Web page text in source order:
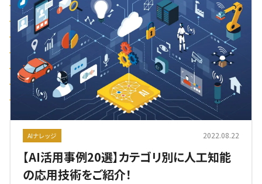
AIナレッジ 2022.08.22
【AI活用事例20選】カテゴリ別に人工知能
の応用技術をご紹介！